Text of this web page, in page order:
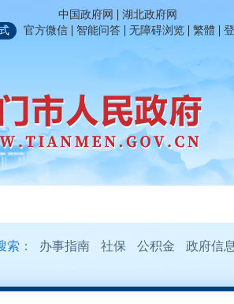
中国政府网 | 湖北政府网
官方微信 | 智能问答 | 无障碍浏览 | 繁體 |
索： 办事指南 社保 公积金 政府信